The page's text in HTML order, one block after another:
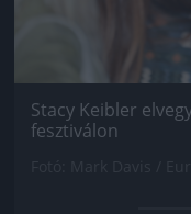
Stacy Keibler
fesztiválon